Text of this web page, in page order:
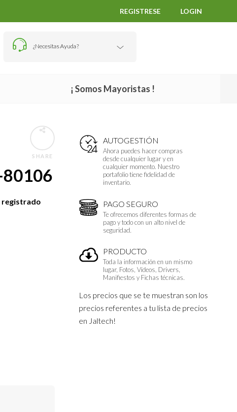
REGISTRESE LOGIN
¿Necesitas Ayuda?
¡ Somos Mayoristas !
AUTOGESTIÓN
Ahora puedes hacer compras
desde cualquier lugar y en
cualquier momento. Nuestro
portafolio tiene fidelidad de
inventario.
PAGO SEGURO
Te ofrecemos diferentes formas de
pago y todo con un alto nivel de
seguridad.
PRODUCTO
Toda la información en un mismo
lugar, Fotos, Vídeos, Drivers,
Manifiestos y Fichas técnicas.
Los precios que se te muestran son los
precios referentes a tu lista de precios
en Jaltech!
SHARE
80106
registrado